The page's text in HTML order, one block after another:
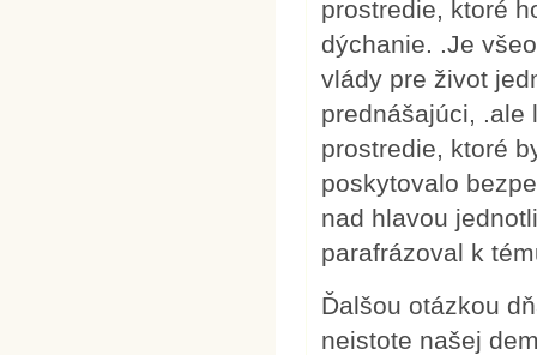
prostredie, ktoré
dýchanie. .Je
vlády pre život
prednášajúci, .ale
prostredie, ktoré
poskytovalo
nad hlavou
parafrázoval k
Ďalšou otázkou
neistote našej